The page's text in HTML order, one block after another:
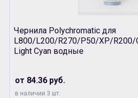
Чернила Polychromatic для
L800/L200/R270/P50/XР/R200/
Light Cyan водные
от 84.36 руб.
в наличии 3 шт.